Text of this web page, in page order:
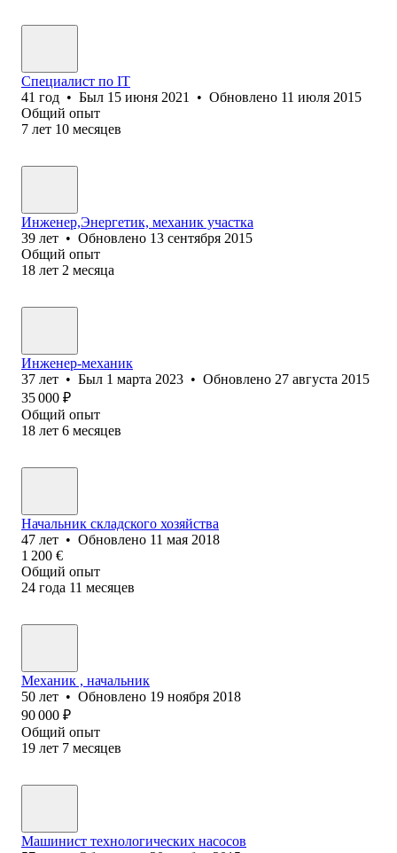
Специалист по IT
41 год • Был 15 июня 2021 • Обновлено 11 июля 2015
Общий опыт
7 лет 10 месяцев
Инженер,Энергетик, механик участка
39 лет • Обновлено 13 сентября 2015
Общий опыт
18 лет 2 месяца
Инженер-механик
37 лет • Был 1 марта 2023 • Обновлено 27 августа 2015
35 000 ₽
Общий опыт
18 лет 6 месяцев
Начальник складского хозяйства
47 лет • Обновлено 11 мая 2018
1 200 €
Общий опыт
24 года 11 месяцев
Механик , начальник
50 лет • Обновлено 19 ноября 2018
90 000 ₽
Общий опыт
19 лет 7 месяцев
Машинист технологических насосов